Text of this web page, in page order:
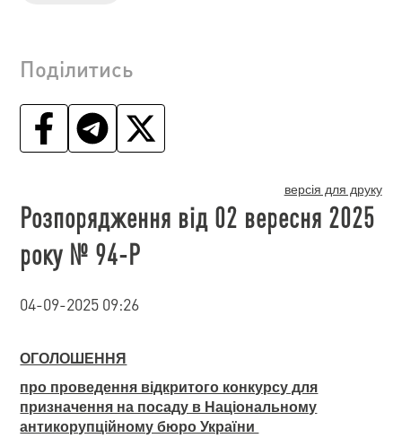
Поділитись
версія для друку
Розпорядження від 02 вересня 2025
року № 94-Р
04-09-2025 09:26
ОГОЛОШЕННЯ
про проведення відкритого конкурсу для
призначення на посаду в Національному
антикорупційному бюро України